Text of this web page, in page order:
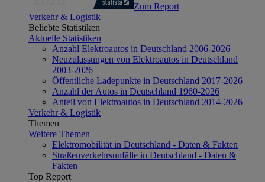
Zum Report
Verkehr & Logistik
Beliebte Statistiken
Aktuelle Statistiken
Anzahl Elektroautos in Deutschland 2006-2026
Neuzulassungen von Elektroautos in Deutschland
2003-2026
Öffentliche Ladepunkte in Deutschland 2017-2026
Anzahl der Autos in Deutschland 1960-2026
Anteil von Elektroautos in Deutschland 2014-2026
Verkehr & Logistik
Themen
Weitere Themen
Elektromobilität in Deutschland - Daten & Fakten
Straßenverkehrsunfälle in Deutschland - Daten &
Fakten
Top Report